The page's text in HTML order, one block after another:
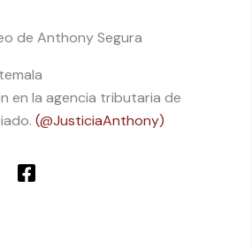
de Anthony Segura
en la agencia tributaria de
(@JusticiaAnthony)